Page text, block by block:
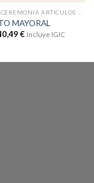
MAYORAL
€ Incluye IGIC